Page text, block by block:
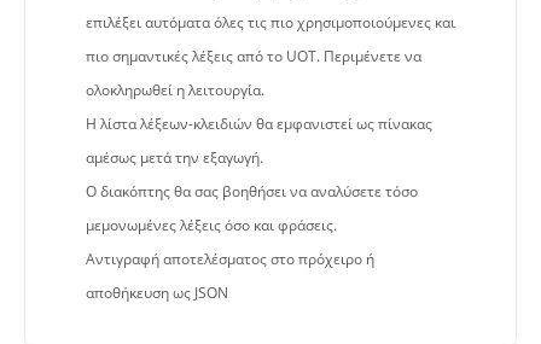
επιλέξει αυτόματα όλες τις πιο χρησιμοποιούμενες και
πιο σημαντικές λέξεις από το UOT. Περιμένετε να
ολοκληρωθεί η λειτουργία.
Η λίστα λέξεων-κλειδιών θα εμφανιστεί ως πίνακας
αμέσως μετά την εξαγωγή.
Ο διακόπτης θα σας βοηθήσει να αναλύσετε τόσο
μεμονωμένες λέξεις όσο και φράσεις.
Αντιγραφή αποτελέσματος στο πρόχειρο ή
αποθήκευση ως JSON